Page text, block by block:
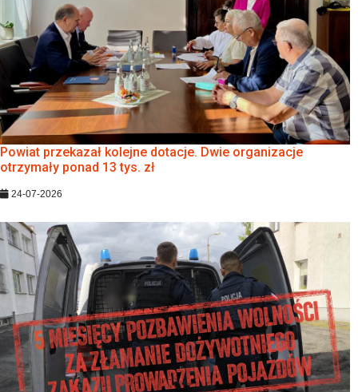
Powiat przekazał kolejne dotacje. Dwie organizacje
otrzymały ponad 13 tys. zł
24-07-2026